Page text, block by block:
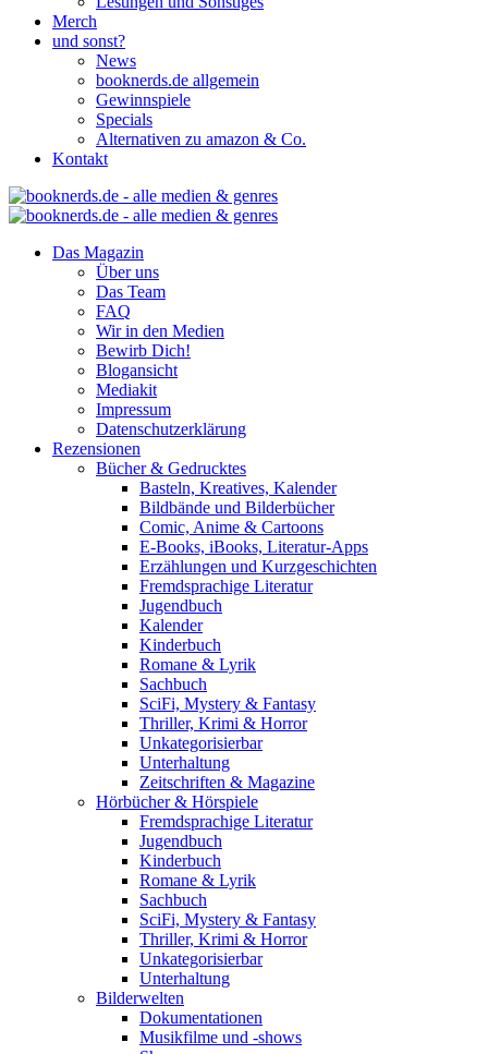
Merch
und sonst?
News
booknerds.de allgemein
Gewinnspiele
Specials
Alternativen zu amazon & Co.
Kontakt
Das Magazin
Über uns
Das Team
FAQ
Wir in den Medien
Bewirb Dich!
Blogansicht
Mediakit
Impressum
Datenschutzerklärung
Rezensionen
Bücher & Gedrucktes
Basteln, Kreatives, Kalender
Bildbände und Bilderbücher
Comic, Anime & Cartoons
E-Books, iBooks, Literatur-Apps
Erzählungen und Kurzgeschichten
Fremdsprachige Literatur
Jugendbuch
Kalender
Kinderbuch
Romane & Lyrik
Sachbuch
SciFi, Mystery & Fantasy
Thriller, Krimi & Horror
Unkategorisierbar
Unterhaltung
Zeitschriften & Magazine
Hörbücher & Hörspiele
Fremdsprachige Literatur
Jugendbuch
Kinderbuch
Romane & Lyrik
Sachbuch
SciFi, Mystery & Fantasy
Thriller, Krimi & Horror
Unkategorisierbar
Unterhaltung
Bilderwelten
Dokumentationen
Musikfilme und -shows